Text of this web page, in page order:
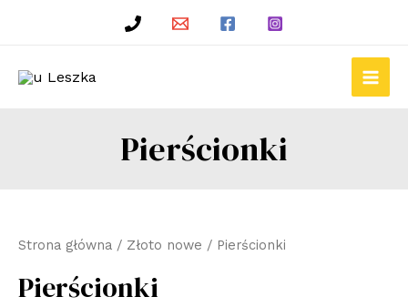
Main
Pierścionki
Strona główna / Złoto nowe / Pierścionki
Pierścionki